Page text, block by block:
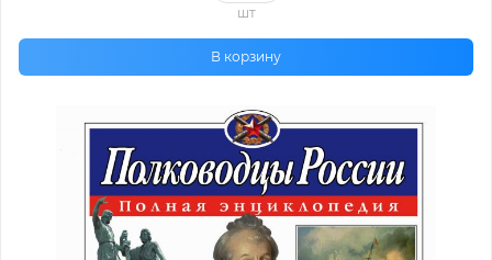
шт
В корзину